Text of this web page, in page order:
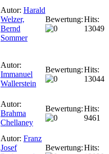
Autor: Harald
Welzer,
Bernd
Sommer
Bewertung:Hits:
13049
Autor:
Immanuel
Wallerstein
Bewertung:Hits:
13044
Autor:
Brahma
Chellaney
Bewertung:Hits:
9461
Autor: Franz
Josef
Bewertung:Hits: